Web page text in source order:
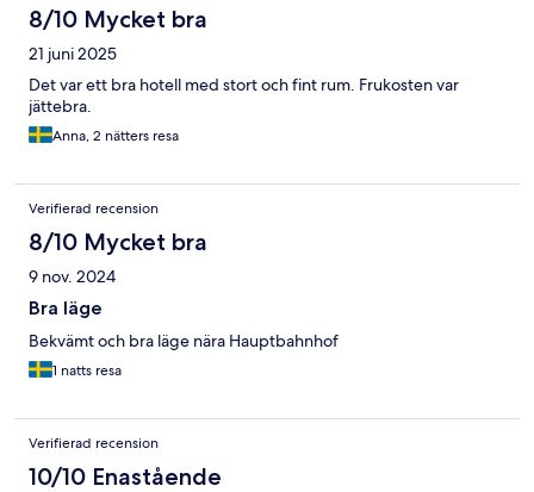
8/10 Mycket bra
21 juni 2025
Det var ett bra hotell med stort och fint rum. Frukosten var
jättebra.
Anna, 2 nätters resa
Verifierad recension
8/10 Mycket bra
9 nov. 2024
Bra läge
Bekvämt och bra läge nära Hauptbahnhof
1 natts resa
Verifierad recension
10/10 Enastående